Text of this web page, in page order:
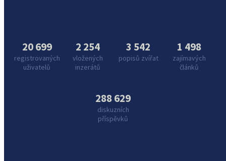
20 699
registrovaných
uživatelů
2 254
vložených
inzerátů
3 542
popisů zvířat
1 498
zajímavých
článků
288 629
diskuzních
příspěvků